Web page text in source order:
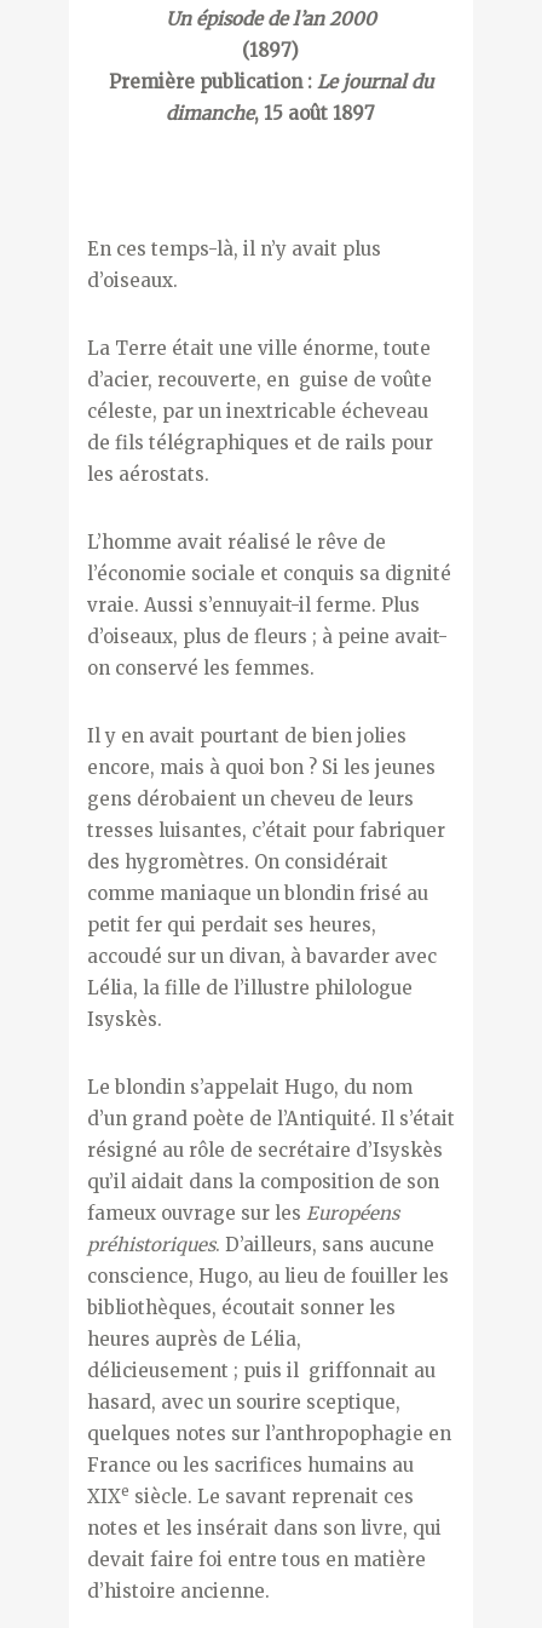
Un épisode de l’an 2000
(1897)
Première publication : Le journal du
dimanche, 15 août 1897
En ces temps-là, il n’y avait plus
d’oiseaux.
La Terre était une ville énorme, toute
d’acier, recouverte, en guise de voûte
céleste, par un inextricable écheveau
de fils télégraphiques et de rails pour
les aérostats.
L’homme avait réalisé le rêve de
l’économie sociale et conquis sa dignité
vraie. Aussi s’ennuyait-il ferme. Plus
d’oiseaux, plus de fleurs ; à peine avait-
on conservé les femmes.
Il y en avait pourtant de bien jolies
encore, mais à quoi bon ? Si les jeunes
gens dérobaient un cheveu de leurs
tresses luisantes, c’était pour fabriquer
des hygromètres. On considérait
comme maniaque un blondin frisé au
petit fer qui perdait ses heures,
accoudé sur un divan, à bavarder avec
Lélia, la fille de l’illustre philologue
Isyskès.
Le blondin s’appelait Hugo, du nom
d’un grand poète de l’Antiquité. Il s’était
résigné au rôle de secrétaire d’Isyskès
qu’il aidait dans la composition de son
fameux ouvrage sur les Européens
préhistoriques. D’ailleurs, sans aucune
conscience, Hugo, au lieu de fouiller les
bibliothèques, écoutait sonner les
heures auprès de Lélia,
délicieusement ; puis il griffonnait au
hasard, avec un sourire sceptique,
quelques notes sur l’anthropophagie en
France ou les sacrifices humains au
XIXe siècle. Le savant reprenait ces
notes et les insérait dans son livre, qui
devait faire foi entre tous en matière
d’histoire ancienne.